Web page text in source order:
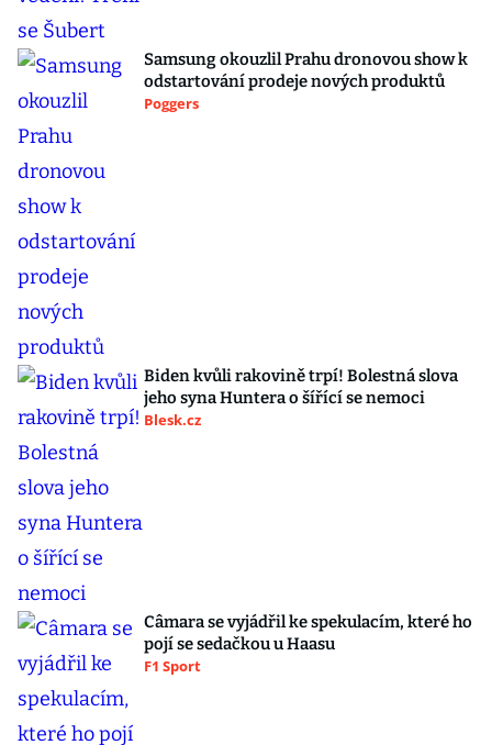
Samsung okouzlil Prahu dronovou show k
odstartování prodeje nových produktů
Poggers
Biden kvůli rakovině trpí! Bolestná slova
jeho syna Huntera o šířící se nemoci
Blesk.cz
Câmara se vyjádřil ke spekulacím, které ho
pojí se sedačkou u Haasu
F1 Sport